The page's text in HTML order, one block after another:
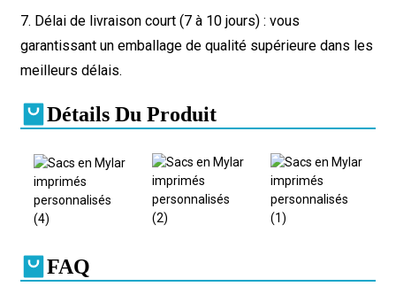
7. Délai de livraison court (7 à 10 jours) : vous
garantissant un emballage de qualité supérieure dans les
meilleurs délais.
Détails Du Produit
FAQ